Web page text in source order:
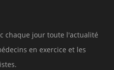
chaque jour toute l'actualité
en exercice et les